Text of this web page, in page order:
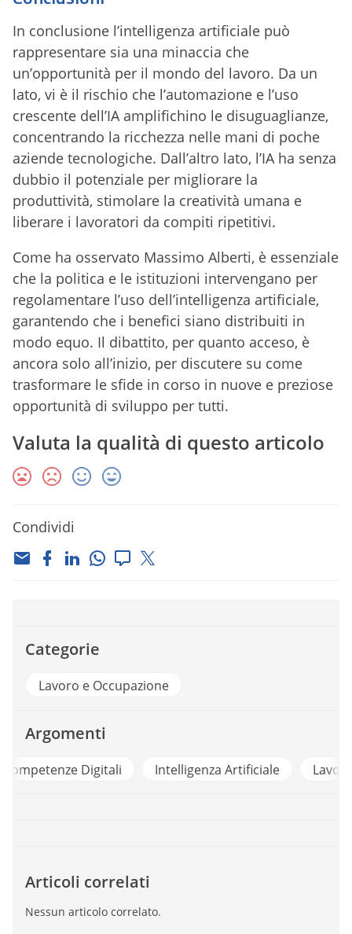
In conclusione l’intelligenza artificiale può
rappresentare sia una minaccia che
un’opportunità per il mondo del lavoro. Da un
lato, vi è il rischio che l’automazione e l’uso
crescente dell’IA amplifichino le disuguaglianze,
concentrando la ricchezza nelle mani di poche
aziende tecnologiche. Dall’altro lato, l’IA ha senza
dubbio il potenziale per migliorare la
produttività, stimolare la creatività umana e
liberare i lavoratori da compiti ripetitivi.
Come ha osservato Massimo Alberti, è essenziale
che la politica e le istituzioni intervengano per
regolamentare l’uso dell’intelligenza artificiale,
garantendo che i benefici siano distribuiti in
modo equo. Il dibattito, per quanto acceso, è
ancora solo all’inizio, per discutere su come
trasformare le sfide in corso in nuove e preziose
opportunità di sviluppo per tutti.
Valuta la qualità di questo articolo
Condividi
Categorie
Lavoro e Occupazione
Argomenti
Intelligenza Artificiale Lavoro
Articoli correlati
Nessun articolo correlato.